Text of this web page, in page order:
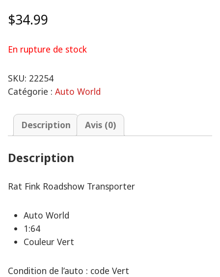
$34.99
En rupture de stock
SKU: 22254
Catégorie : Auto World
Description Avis (0)
Description
Rat Fink Roadshow Transporter
Auto World
1:64
Couleur Vert
Condition de l’auto : code Vert